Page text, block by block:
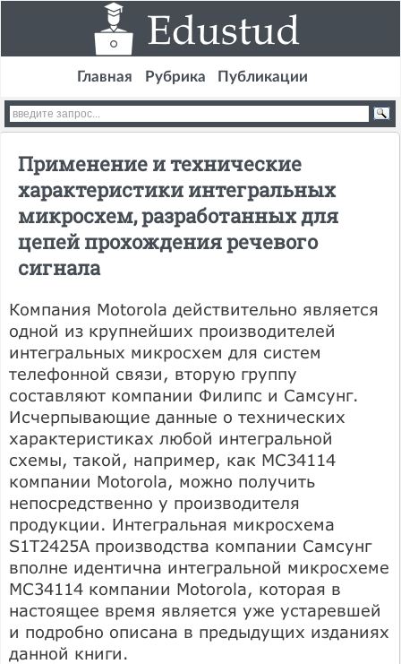
Главная Рубрика Публикации
Применение и технические
характеристики интегральных
микросхем, разработанных для
цепей прохождения речевого
сигнала
Компания Motorola действительно является
одной из крупнейших производителей
интегральных микросхем для систем
телефонной связи, вторую группу
составляют компании Филипс и Самсунг.
Исчерпывающие данные о технических
характеристиках любой интегральной
схемы, такой, например, как МС34114
компании Motorola, можно получить
непосредственно у производителя
продукции. Интегральная микросхема
S1T2425А производства компании Самсунг
вполне идентична интегральной микросхеме
МС34114 компании Motorola, которая в
настоящее время является уже устаревшей
и подробно описана в предыдущих изданиях
данной книги.